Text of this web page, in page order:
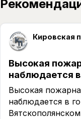
Кировская
Высокая
наблюдается
Высокая
наблюдается в